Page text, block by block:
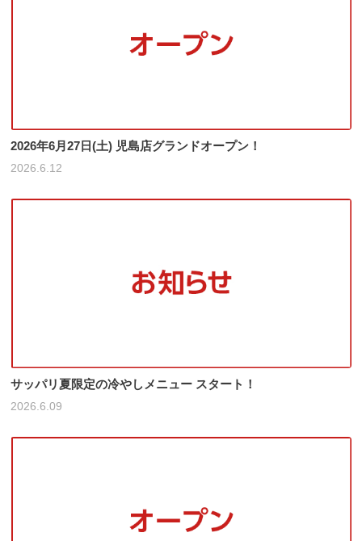
2026年6月27日(土) 児島店グランドオープン！
2026.6.12
サッパリ夏限定の冷やしメニュー スタート！
2026.6.09